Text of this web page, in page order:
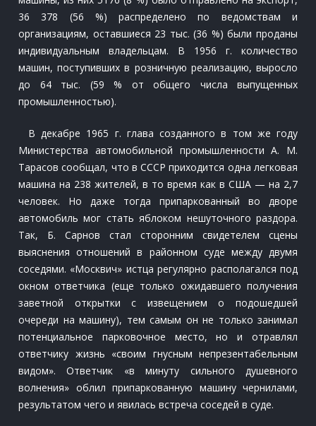
36 378 (56 %) распределено по ведомствам и
организациям, оставшиеся 23 тыс. (36 %) были проданы
индивидуальным владельцам. В 1956 г. количество
машин, поступивших в розничную реализацию, выросло
до 64 тыс. (59 % от общего числа выпущенных
промышленностью).
В декабре 1965 г. глава созданного в том же году
Министерства автомобильной промышленности А. М.
Тарасов сообщал, что в СССР приходится одна легковая
машина на 238 жителей, в то время как в США — на 2,7
человек. Но даже тогда припаркованный во дворе
автомобиль мог стать яблоком нешуточного раздора.
Так, Б. Сарнов стал сторонним свидетелем сцены
выяснения отношений в районном суде между двумя
соседями. «Москвич» истца регулярно располагался под
окном ответчика (еще только ожидавшего получения
заветной открытки с извещением о подошедшей
очереди на машину), тем самым он не только занимал
потенциальное парковочное место, но и отравлял
ответчику жизнь «своим гнусным непрезентабельным
видом». Ответчик «в минуту сильного душевного
волнения» облил припаркованную машину чернилами,
результатом чего и явилась встреча соседей в суде.